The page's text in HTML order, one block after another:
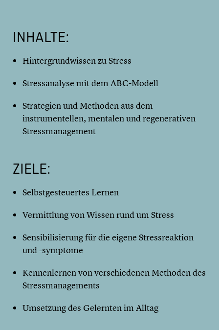
INHALTE:
Hintergrundwissen zu Stress
Stressanalyse mit dem ABC-Modell
Strategien und Methoden aus dem
instrumentellen, mentalen und regenerativen
Stressmanagement
ZIELE:
Selbstgesteuertes Lernen
Vermittlung von Wissen rund um Stress
Sensibilisierung für die eigene Stressreaktion
und -symptome
Kennenlernen von verschiedenen Methoden des
Stressmanagements
Umsetzung des Gelernten im Alltag